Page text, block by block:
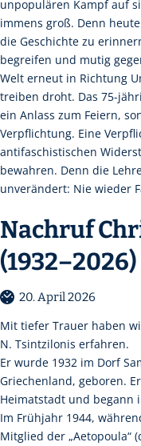
unpopulären Kampf auf
immens groß. Denn
die Geschichte zu
begreifen und mutig
Welt erneut in Richtung
treiben droht. Das 75-
ein Anlass zum Feiern,
Verpflichtung. Eine
antifaschistischen
bewahren. Denn die
unverändert: Nie wieder
Nachruf
(1932–2026)
20. April 2026
Mit tiefer Trauer haben
N. Tsintzilonis erfahren.
Er wurde 1932 im Dorf
Griechenland, geboren.
Heimatstadt und begann
Im Frühjahr 1944,
Mitglied der „Aetopoula“